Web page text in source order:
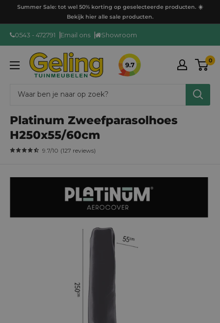
Summer Sale: tot wel 50% korting op geselecteerde producten. ☀️
Bekijk hier alle sale producten.
0543 - 472791 Email ons Showroom
GelingTuinmeubelen
9.7
0
Platinum Zweefparasolhoes
H250x55/60cm
9.7/10 (127 reviews)